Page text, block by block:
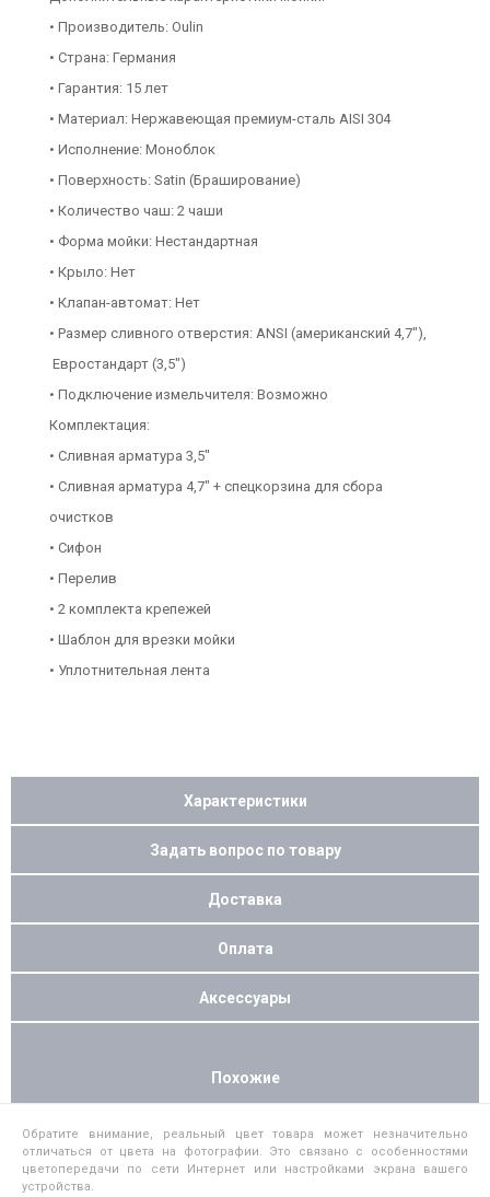
• Производитель: Oulin
• Страна: Германия
• Гарантия: 15 лет
• Материал: Нержавеющая премиум-сталь AISI 304
• Исполнение: Моноблок
• Поверхность: Satin (Браширование)
• Количество чаш: 2 чаши
• Форма мойки: Нестандартная
• Крыло: Нет
• Клапан-автомат: Нет
• Размер сливного отверстия: ANSI (американский 4,7"),
Евростандарт (3,5")
• Подключение измельчителя: Возможно
Комплектация:
• Сливная арматура 3,5"
• Сливная арматура 4,7" + спецкорзина для сбора
очистков
• Сифон
• Перелив
• 2 комплекта крепежей
• Шаблон для врезки мойки
• Уплотнительная лента
Характеристики
Задать вопрос по товару
Доставка
Оплата
Аксессуары
Похожие
Обратите внимание, реальный цвет товара может незначительно
отличаться от цвета на фотографии. Это связано с особенностями
цветопередачи по сети Интернет или настройками экрана вашего
устройства.